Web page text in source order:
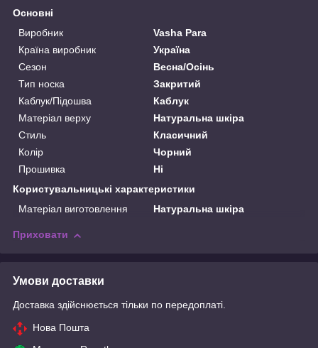
Основні
Виробник
Vasha Para
Країна виробник
Україна
Сезон
Весна/Осінь
Тип носка
Закритий
Каблук/Підошва
Каблук
Матеріал верху
Натуральна шкіра
Стиль
Класичний
Колір
Чорний
Прошивка
Ні
Користувальницькі характеристики
Матеріал виготовлення
Натуральна шкіра
Приховати
Умови доставки
Доставка здійснюється тільки по передоплаті.
Нова Пошта